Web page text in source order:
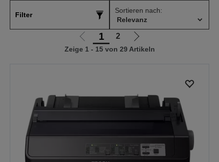
Filter
Sortieren nach:
Zur
vorherigen
1 2
Zur
nächsten
Zeige 1 - 15 von 29 Artikeln